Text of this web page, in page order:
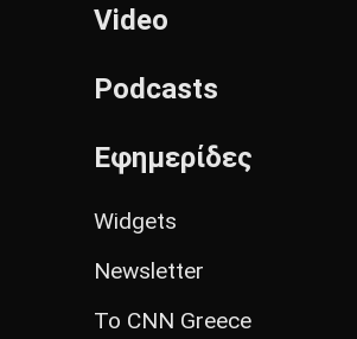
Video
Podcasts
Εφημερίδες
Widgets
Newsletter
Το CNN Greece